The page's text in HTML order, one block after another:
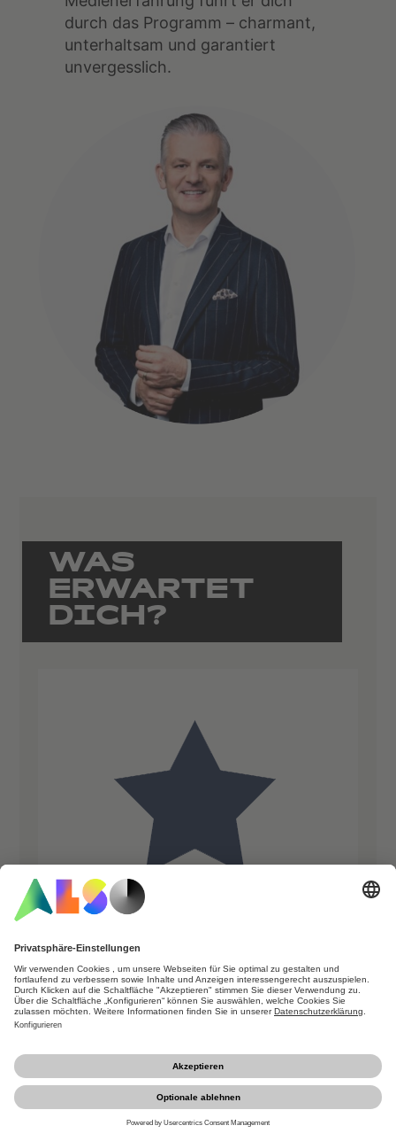
durch das Programm – charmant,
unterhaltsam und garantiert
unvergesslich.
WAS
ERWARTET
DICH?
Keynote-Highlights
Erlebe führende Speaker live auf der
Cases aus der Praxis.